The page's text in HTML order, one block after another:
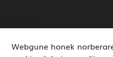
Webgune honek